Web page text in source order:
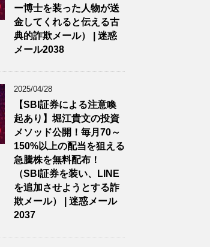
ー博士を装った人物が送
金してくれると伝える古
典的詐欺メール） | 迷惑
メール2038
2025/04/28
【SBI証券による注意喚
起あり】堀江貴文の投資
メソッド公開！毎月70～
150%以上の配当を狙える
急騰株を無料配布！
（SBI証券を装い、LINE
を追加させようとする詐
欺メール） | 迷惑メール
2037